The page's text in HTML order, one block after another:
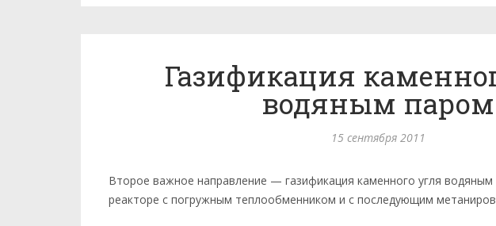
Газификация
водяным паром
15 сентября 2011
Второе важное направление — газификация каменного угля водяным
реакторе с погружным теплооб­менником и с последующим